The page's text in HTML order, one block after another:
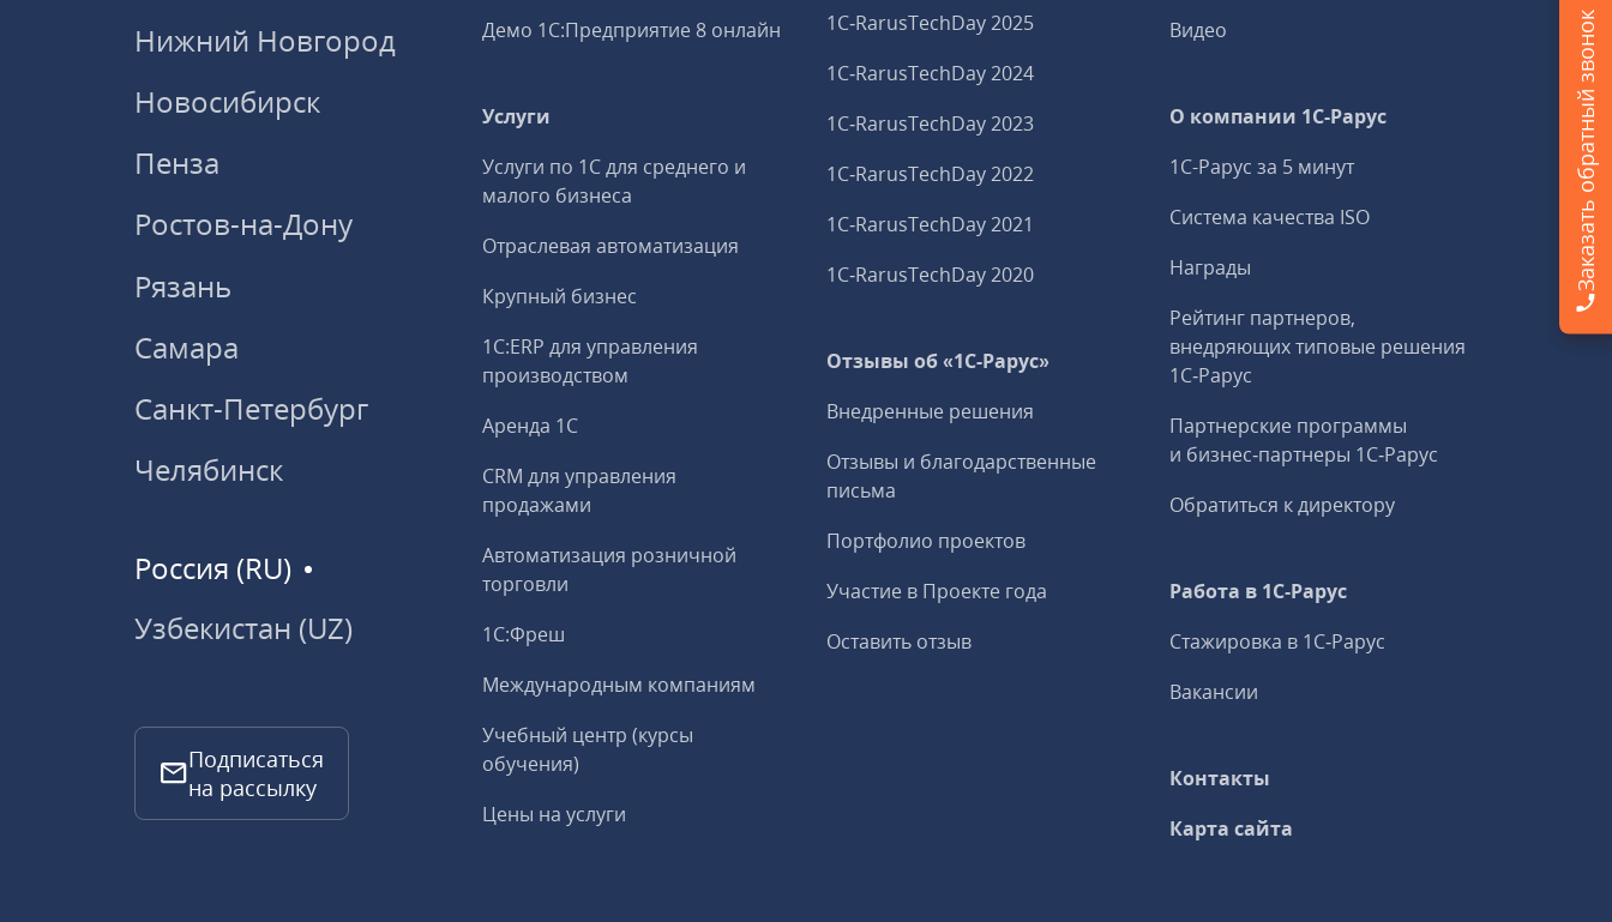
Нижний Новгород
Новосибирск
Пенза
Ростов-на-Дону
Рязань
Самара
Санкт-Петербург
Челябинск
Россия (RU)
Узбекистан (UZ)
Подписаться
на рассылку
Демо 1С:Предприятие 8 онлайн
Услуги
Услуги по 1С для среднего и
малого бизнеса
Отраслевая автоматизация
Крупный бизнес
1С:ERP для управления
производством
Аренда 1С
CRM для управления
продажами
Автоматизация розничной
торговли
1С:Фреш
Международным компаниям
Учебный центр (курсы
обучения)
Цены на услуги
1C‑RarusTechDay 2025
1C‑RarusTechDay 2024
1C‑RarusTechDay 2023
1C‑RarusTechDay 2022
1C‑RarusTechDay 2021
1C‑RarusTechDay 2020
Отзывы об «1С-Рарус»
Внедренные решения
Отзывы и благодарственные
письма
Портфолио проектов
Участие в Проекте года
Оставить отзыв
Видео
О компании 1C-Рарус
1С-Рарус за 5 минут
Система качества ISO
Награды
Рейтинг партнеров,
внедряющих типовые решения
1С‑Рарус
Партнерские программы
и бизнес‑партнеры 1С‑Рарус
Обратиться к директору
Работа в 1С‑Рарус
Стажировка в 1С‑Рарус
Вакансии
Контакты
Карта сайта
Заказать обратный звонок